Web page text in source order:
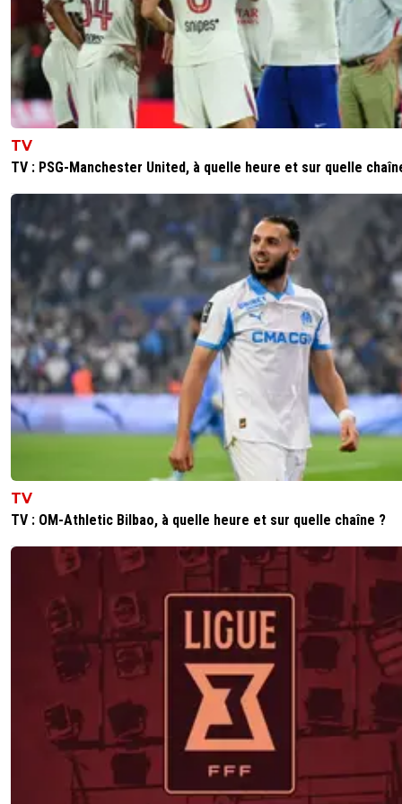
oui pour moi c'est ok mais il faut de bon défenseurs
finir comme rulli
2+ Répondre
kenny-powers 10 mai 2026 à 11:37 +472
Ça va il n'a pris que 8 buts en 2 matchs de L1
Vince.M 10 mai 2026 à 16:48 +226
Dont 5 contre le psg tout comme le Bayern,
tottenham donc ça veut dire que neuer, vicario et
jorgensen n’auraient pas leur place à l’OM ?
Répondre
kenny-powers 10 mai 2026 à 19:53 472
Ne compare pas la situation de l'om et de ses
aux clubs que tu cites.
0+ Répondre
Vince.M 11 mai 2026 à 13:43
Bah si justement puisque l’argument utilisé
nombre de buts encaissés par le gardien !
qui en ont pris 5 également
0+ Répondre
raymond-point
C'est un teubé. Il "analyse" les matchs à coup
résumé youtube et de stats. Et encore les
sait pas les lire. Il m'a affirmé que Berkamp ou
avaient mis largement plus de buts
La seule chose qu'il a pour lui c'est sa langue
tchoin.
Il n'est même pas foutu de voir que c'est lui a
ses comparaisons débiles de nombre de buts
encaissé.
TV
TV : PSG-Manchester United, à quelle heure et sur quelle
TV
TV : OM-Athletic Bilbao, à quelle heure et sur quelle chaîne ?